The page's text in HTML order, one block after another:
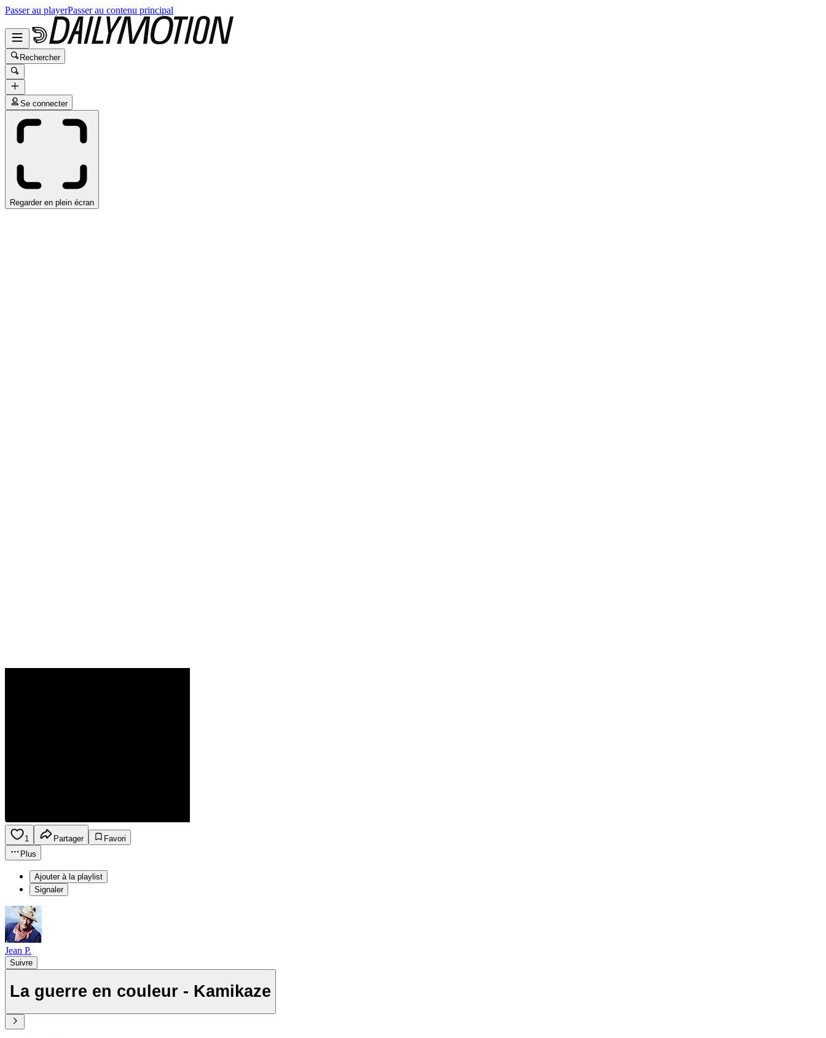
Passer au playerPasser au contenu principal
Rechercher
Se connecter
Regarder en plein écran
1 Partager
Favori
Plus
Ajouter à la playlist
Signaler
Jean P.
Suivre
La guerre en couleur - Kamikaze